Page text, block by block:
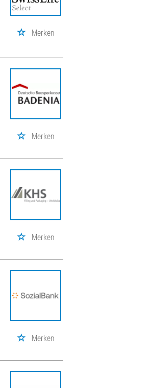
Merken
Merken
Merken
Merken